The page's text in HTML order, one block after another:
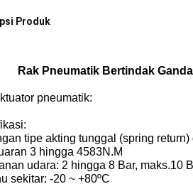
Produk
Rak Pneumatik Bertindak
pneumatik:
tipe akting tunggal (spring
3 hingga 4583N.M
udara: 2 hingga 8 Bar, maks.10
sekitar: -20 ~ +80ºC